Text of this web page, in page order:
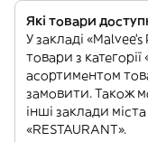
Які товари
У закладі
товари з
асортиментом
замовити. Також
інші заклади
«RESTAURANT».